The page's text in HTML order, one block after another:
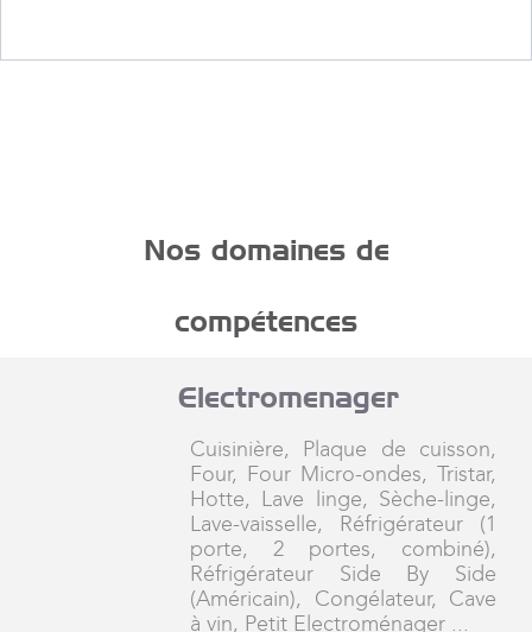
Nos domaines de
compétences
Electromenager
Cuisinière, Plaque de cuisson,
Four, Four Micro-ondes, Tristar,
Hotte, Lave linge, Sèche-linge,
Lave-vaisselle, Réfrigérateur (1
porte, 2 portes, combiné),
Réfrigérateur Side By Side
(Américain), Congélateur, Cave
à vin, Petit Electroménager ...